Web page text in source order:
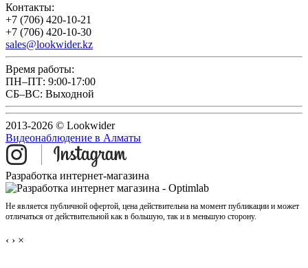
Контакты:
+7 (706) 420-10-21
+7 (706) 420-10-30
sales@lookwider.kz
Время работы:
ПН–ПТ: 9:00-17:00
СБ–ВС: Выходной
2013-2026 © Lookwider
Видеонаблюдение в Алматы
Разработка интернет-магазина
Не является публичной офертой, цена действительна на момент публикации и может
отличаться от действительной как в большую, так и в меньшую сторону.
‹ › ×